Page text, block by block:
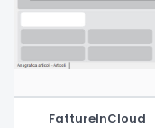
FattureInCloud